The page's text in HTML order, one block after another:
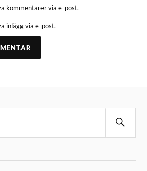
kommentarer via e-post.
inlägg via e-post.